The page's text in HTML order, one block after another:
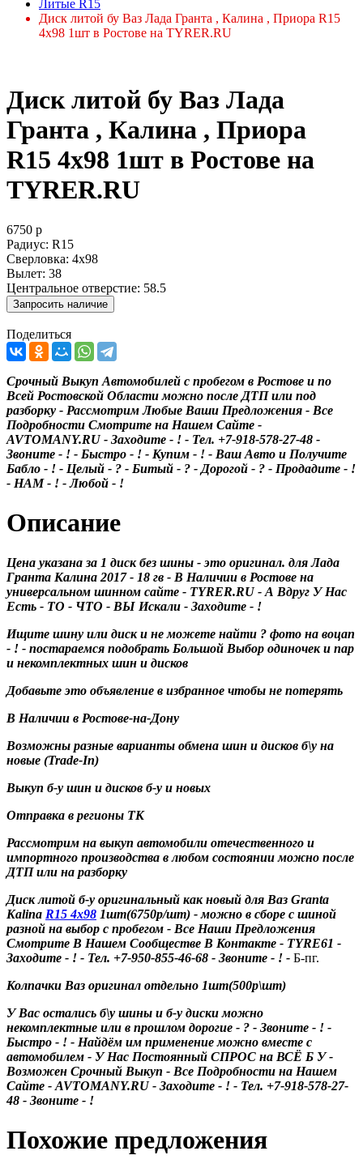
Литые R15
Диск литой бу Ваз Лада Гранта , Калина , Приора R15
4x98 1шт в Ростове на TYRER.RU
Диск литой бу Ваз Лада
Гранта , Калина , Приора
R15 4x98 1шт в Ростове на
TYRER.RU
6750 р
Радиус: R15
Сверловка: 4x98
Вылет: 38
Центральное отверстие: 58.5
Поделиться
Срочный Выкуп Автомобилей с пробегом в Ростове и по
Всей Ростовской Области можно после ДТП или под
разборку - Рассмотрим Любые Ваши Предложения - Все
Подробности Смотрите на Нашем Сайте -
AVTOMANY.RU - Заходите - ! - Тел. +7-918-578-27-48 -
Звоните - ! - Быстро - ! - Купим - ! - Ваш Авто и Получите
Бабло - ! - Целый - ? - Битый - ? - Дорогой - ? - Продадите - !
- НАМ - ! - Любой - !
Описание
Цена указана за 1 диск без шины - это оригинал. для Лада
Гранта Калина 2017 - 18 гв - В Наличии в Ростове на
универсальном шинном сайте - TYRER.RU - А Вдруг У Нас
Есть - ТО - ЧТО - ВЫ Искали - Заходите - !
Ищите шину или диск и не можете найти ? фото на воцап
- ! - постараемся подобрать Большой Выбор одиночек и пар
и некомплектных шин и дисков
Добавьте это объявление в избранное чтобы не потерять
В Наличии в Ростове-на-Дону
Возможны разные варианты обмена шин и дисков б\у на
новые (Trade-In)
Выкуп б-у шин и дисков б-у и новых
Отправка в регионы ТК
Рассмотрим на выкуп автомобили отечественного и
импортного производства в любом состоянии можно после
ДТП или на разборку
Диск литой б-у оригинальный как новый для Ваз Granta
Kalina R15 4x98 1шт(6750р/шт) - можно в сборе с шиной
разной на выбор с пробегом - Все Наши Предложения
Смотрите В Нашем Сообществе В Контакте - TYRE61 -
Заходите - ! - Тел. +7-950-855-46-68 - Звоните - ! - Б-пг.
Колпачки Ваз оригинал отдельно 1шт(500р\шт)
У Вас остались б\у шины и б-у диски можно
некомплектные или в прошлом дорогие - ? - Звоните - ! -
Быстро - ! - Найдём им применение можно вместе с
автомобилем - У Нас Постоянный СПРОС на ВСЁ Б У -
Возможен Срочный Выкуп - Все Подробности на Нашем
Сайте - AVTOMANY.RU - Заходите - ! - Тел. +7-918-578-27-
48 - Звоните - !
Похожие предложения